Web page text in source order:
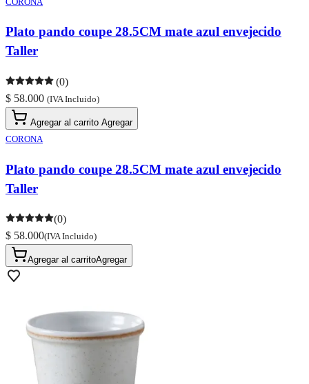
Plato pando coupe 28.5CM mate azul envejecido
Taller
(0)
$ 58.000 (IVA Incluido)
Agregar al carrito Agregar
CORONA
Plato pando coupe 28.5CM mate azul envejecido
Taller
(0)
$ 58.000(IVA Incluido)
Agregar al carritoAgregar